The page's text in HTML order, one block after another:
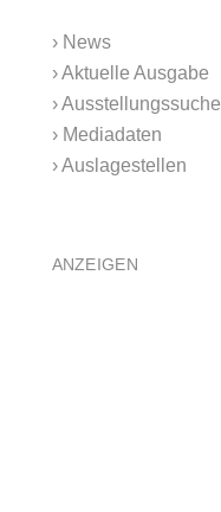
› News
›Aktuelle Ausgabe
›Ausstellungssuche
› Mediadaten
›Auslagestellen
ANZEIGEN